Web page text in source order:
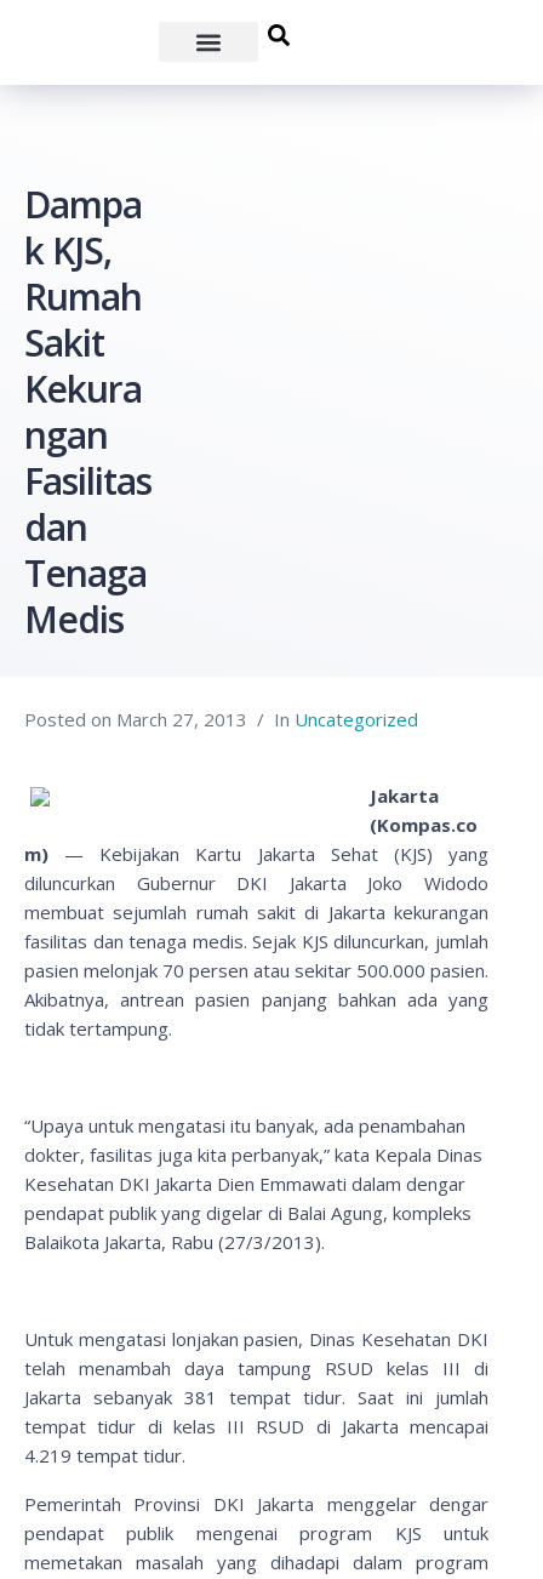
Dampa
k KJS,
Rumah
Sakit
Kekura
ngan
Fasilitas
dan
Tenaga
Medis
Posted on March 27, 2013 In Uncategorized
Jakarta
(Kompas.co
m) — Kebijakan Kartu Jakarta Sehat (KJS) yang
diluncurkan Gubernur DKI Jakarta Joko Widodo
membuat sejumlah rumah sakit di Jakarta kekurangan
fasilitas dan tenaga medis. Sejak KJS diluncurkan, jumlah
pasien melonjak 70 persen atau sekitar 500.000 pasien.
Akibatnya, antrean pasien panjang bahkan ada yang
tidak tertampung.
“Upaya untuk mengatasi itu banyak, ada penambahan
dokter, fasilitas juga kita perbanyak,” kata Kepala Dinas
Kesehatan DKI Jakarta Dien Emmawati dalam dengar
pendapat publik yang digelar di Balai Agung, kompleks
Balaikota Jakarta, Rabu (27/3/2013).
Untuk mengatasi lonjakan pasien, Dinas Kesehatan DKI
telah menambah daya tampung RSUD kelas III di
Jakarta sebanyak 381 tempat tidur. Saat ini jumlah
tempat tidur di kelas III RSUD di Jakarta mencapai
4.219 tempat tidur.
Pemerintah Provinsi DKI Jakarta menggelar dengar
pendapat publik mengenai program KJS untuk
memetakan masalah yang dihadapi dalam program